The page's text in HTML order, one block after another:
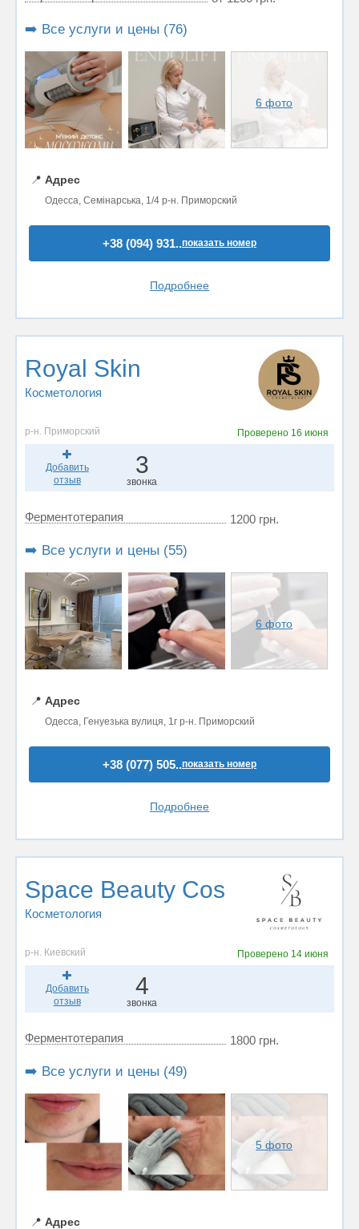
➡️ Все услуги и цены (76)
6 фото
📍 Адрес
Одесса, Семінарська, 1/4 р-н. Приморский
+38 (094) 931..показать номер
Подробнее
Royal Skin
Косметология
р-н. Приморский Проверено 16 июня
Добавить
отзыв
3
звонка
Ферментотерапия 1200 грн.
➡️ Все услуги и цены (55)
6 фото
📍 Адрес
Одесса, Генуезька вулиця, 1г р-н. Приморский
+38 (077) 505..показать номер
Подробнее
Space Beauty Cos
Косметология
р-н. Киевский Проверено 14 июня
Добавить
отзыв
4
звонка
Ферментотерапия 1800 грн.
➡️ Все услуги и цены (49)
5 фото
📍 Адрес